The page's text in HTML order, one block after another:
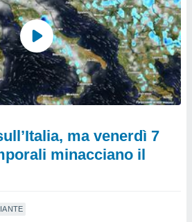
ma venerdì 7
minacciano il